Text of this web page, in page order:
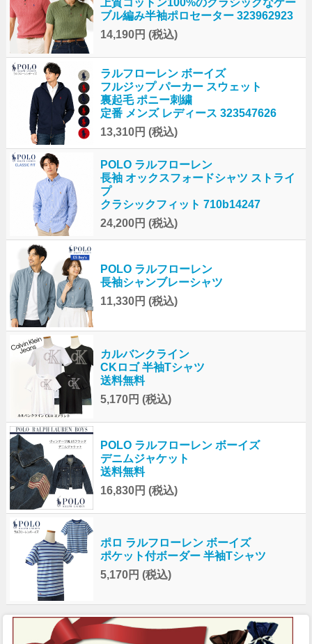
上質コットン100%のクラシックなケー
ブル編み半袖ポロセーター 323962923
14,190円 (税込)
ラルフローレン ボーイズ
フルジップ パーカー スウェット
裏起毛 ポニー刺繍
定番 メンズ レディース 323547626
13,310円 (税込)
POLO ラルフローレン
長袖 オックスフォードシャツ ストライ
プ
クラシックフィット 710b14247
24,200円 (税込)
POLO ラルフローレン
長袖シャンブレーシャツ
11,330円 (税込)
カルバンクライン
CKロゴ 半袖Tシャツ
送料無料
5,170円 (税込)
POLO ラルフローレン ボーイズ
デニムジャケット
送料無料
16,830円 (税込)
ポロ ラルフローレン ボーイズ
ポケット付ボーダー 半袖Tシャツ
5,170円 (税込)